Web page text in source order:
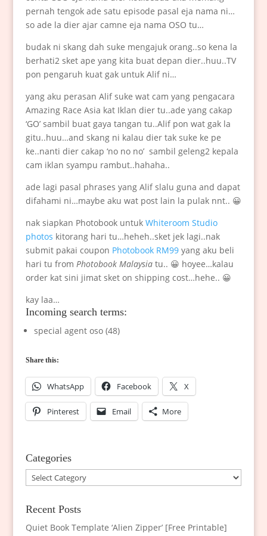
pernah tengok ade satu episode pasal eja nama ni…
so ade la dier ajar camne eja nama OSO tu…
budak ni skang dah suke mengajuk orang..so kena la
berhati2 sket ape yang kita buat depan dier..huu..TV
pon pengaruh kuat gak untuk Alif ni…
yang aku perasan Alif suke wat cam yang pengacara
Amazing Race Asia kat Iklan dier tu..ade yang cakap
‘GO’ sambil buat gaya tangan tu..Alif pon wat gak la
gitu..huu…and skang ni kalau dier tak suke ke pe
ke..nanti dier cakap ‘no no no’ sambil geleng2 kepala
cam iklan syampu rambut..hahaha..
ade lagi pasal phrases yang Alif slalu guna and dapat
difahami ni…maybe aku wat post lain la pulak nnt.. 😀
nak siapkan Photobook untuk Whiteroom Studio
photos kitorang hari tu…heheh..sket jek lagi..nak
submit pakai coupon Photobook RM99yang aku beli
hari tu from Photobook Malaysiatu.. 😀 hoyee…kalau
order kat sini jimat sket on shipping cost…hehe.. 😀
kay laa…
Incoming search terms:
special agent oso (48)
Share this:
WhatsApp Facebook X
Pinterest Email More
Categories
Categories
Recent Posts
Quiet Book Template ‘Alien Zipper’ [Free Printable]